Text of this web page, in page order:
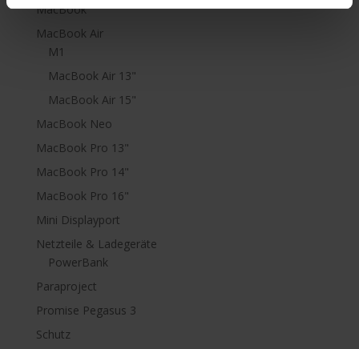
MacBook
MacBook Air
M1
MacBook Air 13"
MacBook Air 15"
MacBook Neo
MacBook Pro 13"
MacBook Pro 14"
MacBook Pro 16"
Mini Displayport
Netzteile & Ladegeräte
PowerBank
Paraproject
Promise Pegasus 3
Schutz